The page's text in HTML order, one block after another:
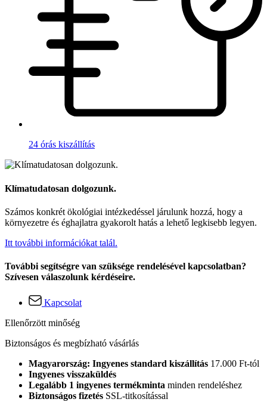
24 órás kiszállítás
Klímatudatosan dolgozunk.
Számos konkrét ökológiai intézkedéssel járulunk hozzá, hogy a
környezetre és éghajlatra gyakorolt hatás a lehető legkisebb legyen.
Itt további információkat talál.
További segítségre van szüksége rendelésével kapcsolatban?
Szívesen válaszolunk kérdéseire.
Kapcsolat
Ellenőrzött minőség
Biztonságos és megbízható vásárlás
Magyarország: Ingyenes standard kiszállítás 17.000 Ft-tól
Ingyenes visszaküldés
Legalább 1 ingyenes termékminta minden rendeléshez
Biztonságos fizetés SSL-titkosítással